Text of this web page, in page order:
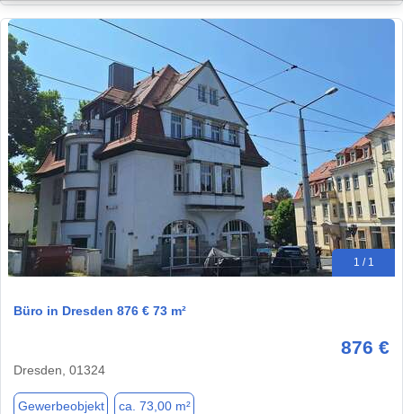
1 / 1
Büro in Dresden 876 € 73 m²
876 €
Dresden, 01324
Gewerbeobjekt ca. 73,00 m²